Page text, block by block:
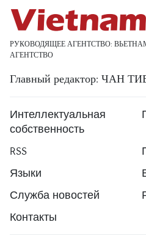
РУКОВОДЯЩЕЕ АГЕНТСТВО:
АГЕНТСТВО
Главный редактор: ЧАН
Интеллектуальная
собственность
RSS
Языки
Служба новостей
Контакты